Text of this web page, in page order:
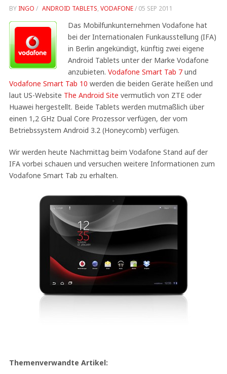
BY INGO / ANDROID TABLETS, VODAFONE/ 05 SEP 2011
Das Mobilfunkunternehmen Vodafone hat
bei der Internationalen Funkausstellung (IFA)
in Berlin angekündigt, künftig zwei eigene
Android Tablets unter der Marke Vodafone
anzubieten. Vodafone Smart Tab 7und
Vodafone Smart Tab 10 werden die beiden Geräte heißen und
laut US-Website The Android Site vermutlich von ZTE oder
Huawei hergestellt. Beide Tablets werden mutmaßlich über
einen 1,2 GHz Dual Core Prozessor verfügen, der vom
Betriebssystem Android 3.2 (Honeycomb) verfügen.
Wir werden heute Nachmittag beim Vodafone Stand auf der
IFA vorbei schauen und versuchen weitere Informationen zum
Vodafone Smart Tab zu erhalten.
Themenverwandte Artikel: